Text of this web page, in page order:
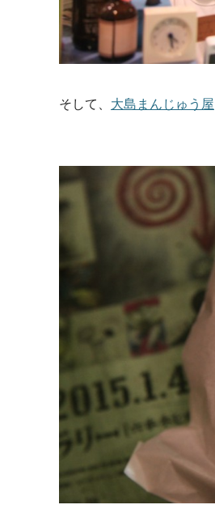
そして、 大島まんじゅう屋